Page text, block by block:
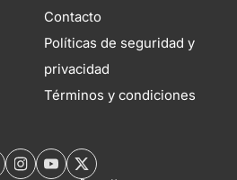
Contacto
Políticas de seguridad y
privacidad
Términos y condiciones